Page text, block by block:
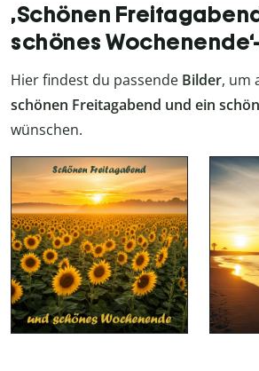
‚Schönen
schönes
Hier findest du passende Bilder, um
schönen Freitagabend und ein
wünschen.